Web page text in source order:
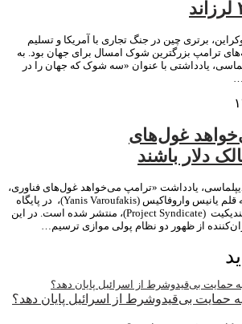
برتری چین در جنگ تجاری با آمریکا و تسلیم
ترامپ بزرگترین شوک امسال برای جهان بود. به
یادداشتی با عنوان «سه شوک که جهان را در
غول‌های
دلار باشند
یادداشت «ترامپ می‌خواهد غول‌های فناوری،
مالک دلار باشند» به قلم یانیس واروفاکیس (Yanis Varoufakis)، در پایگاه
تحلیلی پراجکت سیندیکیت (Project Syndicate)، منتشر شده است. در این
از ظهور دو نظام پولی موازی ترسیم…
به حمایت بی‌قیدوشرط از اسرائیل پایان دهد؟